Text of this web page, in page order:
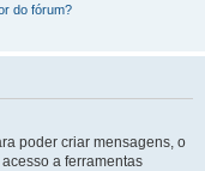
do fórum?
poder criar mensagens, o
a ferramentas